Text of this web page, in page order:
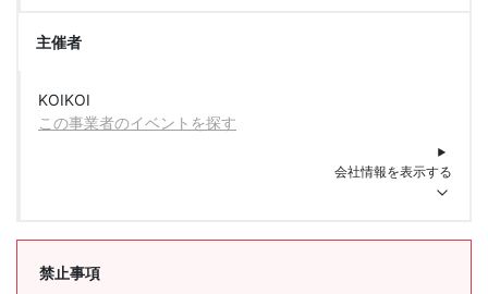
主催者
KOIKOI
この事業者のイベントを探す
会社情報を表示する
禁止事項